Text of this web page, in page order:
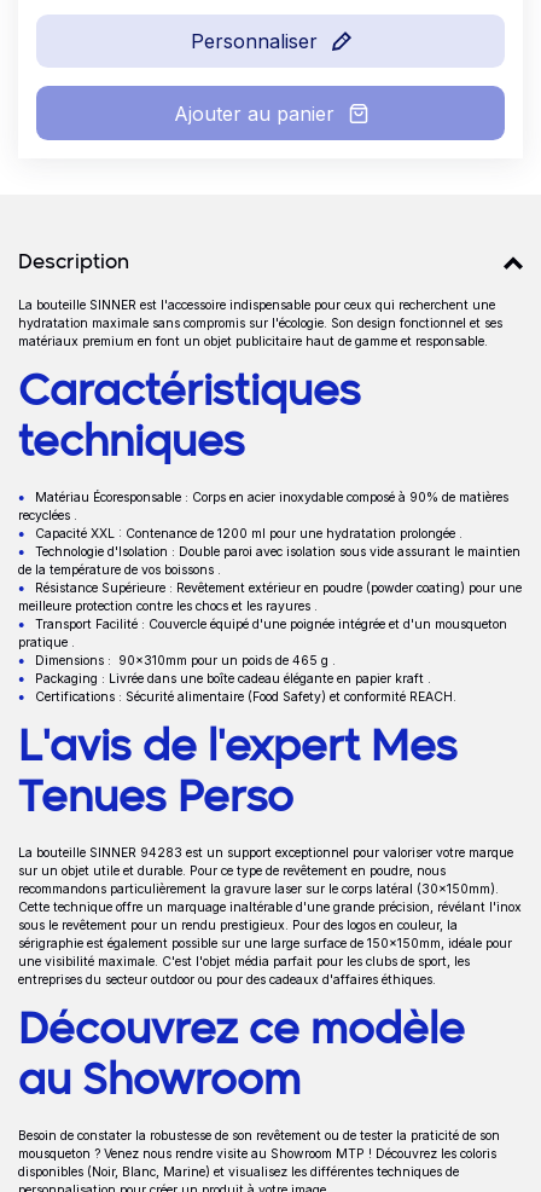
Personnaliser
Ajouter au panier
Détails produits
Description
Description
La bouteille SINNER est l'accessoire indispensable pour ceux qui recherchent une
hydratation maximale sans compromis sur l'écologie. Son design fonctionnel et ses
matériaux premium en font un objet publicitaire haut de gamme et responsable.
Caractéristiques
techniques
Matériau Écoresponsable : Corps en acier inoxydable composé à 90% de matières
recyclées .
Capacité XXL : Contenance de 1200 ml pour une hydratation prolongée .
Technologie d'Isolation : Double paroi avec isolation sous vide assurant le maintien
de la température de vos boissons .
Résistance Supérieure : Revêtement extérieur en poudre (powder coating) pour une
meilleure protection contre les chocs et les rayures .
Transport Facilité : Couvercle équipé d'une poignée intégrée et d'un mousqueton
pratique .
Dimensions : 90x310mm pour un poids de 465 g .
Packaging : Livrée dans une boîte cadeau élégante en papier kraft .
Certifications : Sécurité alimentaire (Food Safety) et conformité REACH.
L'avis de l'expert Mes
Tenues Perso
La bouteille SINNER 94283 est un support exceptionnel pour valoriser votre marque
sur un objet utile et durable. Pour ce type de revêtement en poudre, nous
recommandons particulièrement la gravure laser sur le corps latéral (30x150mm).
Cette technique offre un marquage inaltérable d'une grande précision, révélant l'inox
sous le revêtement pour un rendu prestigieux. Pour des logos en couleur, la
sérigraphie est également possible sur une large surface de 150x150mm, idéale pour
une visibilité maximale. C'est l'objet média parfait pour les clubs de sport, les
entreprises du secteur outdoor ou pour des cadeaux d'affaires éthiques.
Découvrez ce modèle
au Showroom
Besoin de constater la robustesse de son revêtement ou de tester la praticité de son
mousqueton ? Venez nous rendre visite au Showroom MTP ! Découvrez les coloris
disponibles (Noir, Blanc, Marine) et visualisez les différentes techniques de